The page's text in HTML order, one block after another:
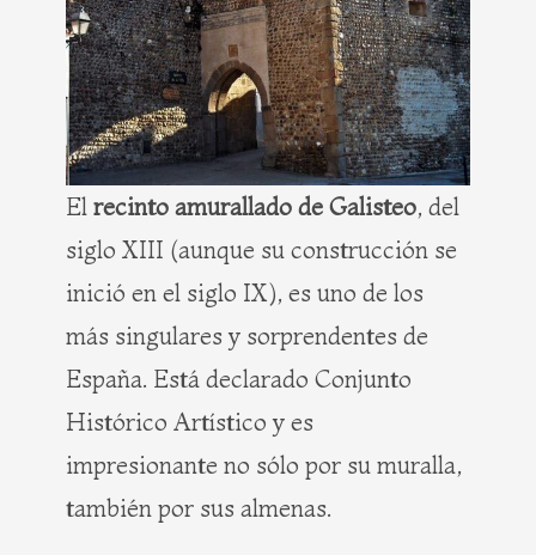
El recinto amurallado de Galisteo, del
siglo XIII (aunque su construcción se
inició en el siglo IX), es uno de los
más singulares y sorprendentes de
España. Está declarado Conjunto
Histórico Artístico y es
impresionante no sólo por su muralla,
también por sus almenas.